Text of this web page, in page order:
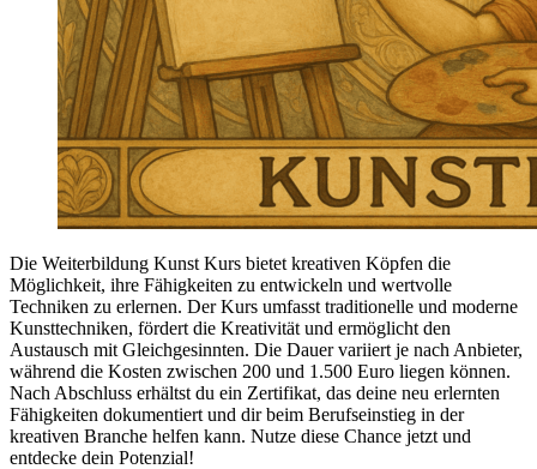
Die Weiterbildung Kunst Kurs bietet kreativen Köpfen die
Möglichkeit, ihre Fähigkeiten zu entwickeln und wertvolle
Techniken zu erlernen. Der Kurs umfasst traditionelle und moderne
Kunsttechniken, fördert die Kreativität und ermöglicht den
Austausch mit Gleichgesinnten. Die Dauer variiert je nach Anbieter,
während die Kosten zwischen 200 und 1.500 Euro liegen können.
Nach Abschluss erhältst du ein Zertifikat, das deine neu erlernten
Fähigkeiten dokumentiert und dir beim Berufseinstieg in der
kreativen Branche helfen kann. Nutze diese Chance jetzt und
entdecke dein Potenzial!